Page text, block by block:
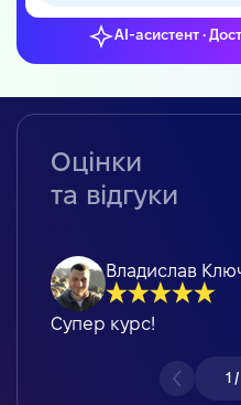
AI-асистент •
Оцінки
та відгуки
Владислав
Супер курс!
1 /